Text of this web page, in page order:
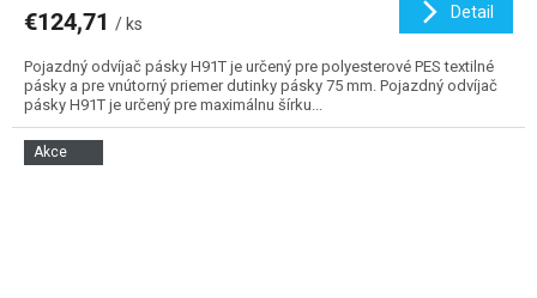
€124,71 / ks
Detail
Pojazdný odvíjač pásky H91T je určený pre polyesterové PES textilné
pásky a pre vnútorný priemer dutinky pásky 75 mm. Pojazdný odvíjač
pásky H91T je určený pre maximálnu šírku...
Akce